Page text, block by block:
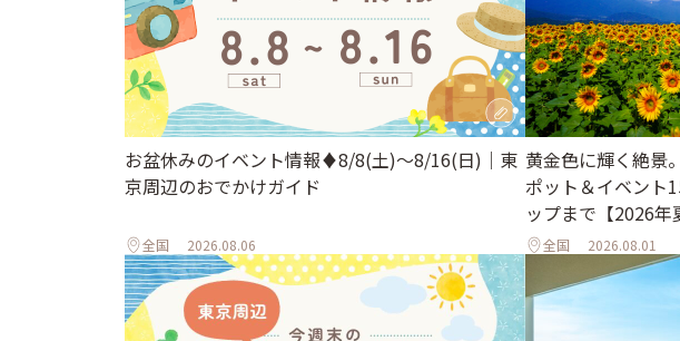
お盆休みのイベント情報♦︎8/8(土)〜8/16(日)｜東
京周辺のおでかけガイド
全国 2026.08.06
黄金色に輝く絶景
ポット＆イベント
ップまで【2026年
全国 2026.08.01